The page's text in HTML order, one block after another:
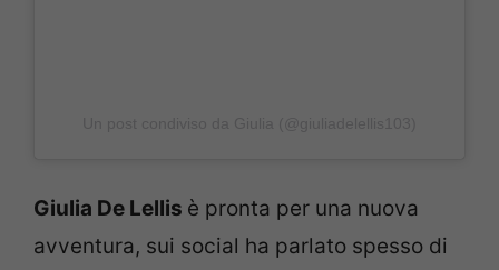
Giulia De Lellis è pronta per una nuova
avventura, sui social ha parlato spesso di